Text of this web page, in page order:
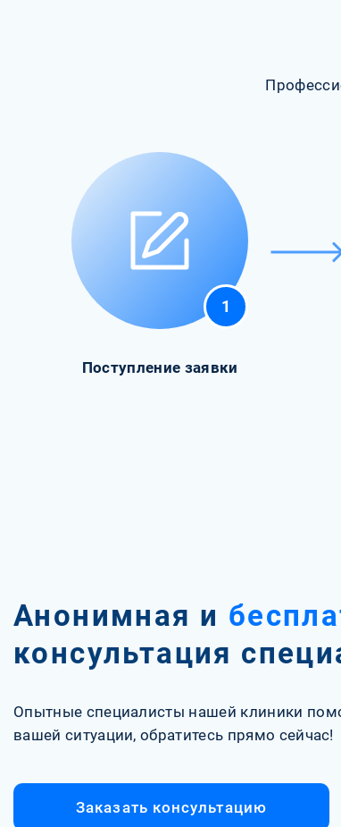
1
Поступление заявки
Анонимная и
консультация
Опытные специалисты нашей клиники
вашей ситуации, обратитесь прямо сейчас!
Заказать консультацию